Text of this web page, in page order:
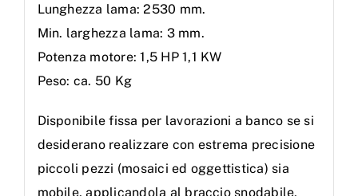
Lunghezza lama: 2530 mm.
Min. larghezza lama: 3 mm.
Potenza motore: 1,5 HP 1,1 KW
Peso: ca. 50 Kg
Disponibile fissa per lavorazioni a banco se si
desiderano realizzare con estrema precisione
piccoli pezzi (mosaici ed oggettistica) sia
mobile, applicandola al braccio snodabile,